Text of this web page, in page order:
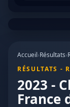
Accueil›Résultats›
RÉSULTATS -
2023 -
France